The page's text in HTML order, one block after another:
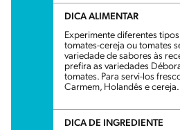
DICA ALIMENTAR
Experimente diferentes
tomates-cereja ou tomates
variedade de sabores às
prefira as variedades
tomates. Para servi-los
Carmem, Holandês e cereja.
DICA DE INGREDIENTE